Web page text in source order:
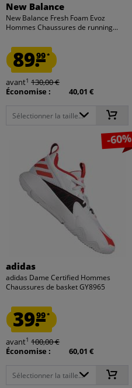
New Balance
New Balance Fresh Foam Evoz
Hommes Chaussures de running...
89.99*
avant1 130,00 €
Économise :
40,01 €
Sélectionner la taille...
-60%
adidas
adidas Dame Certified Hommes
Chaussures de basket GY8965
39.99*
avant1 100,00 €
Économise :
60,01 €
Sélectionner la taille...